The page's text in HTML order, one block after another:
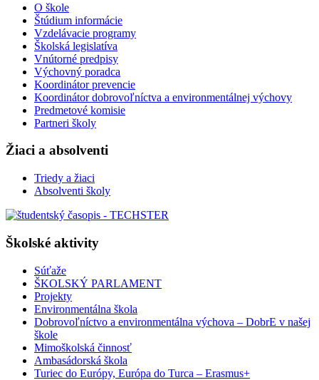
O škole
Štúdium informácie
Vzdelávacie programy
Školská legislatíva
Vnútorné predpisy
Výchovný poradca
Koordinátor prevencie
Koordinátor dobrovoľníctva a environmentálnej výchovy
Predmetové komisie
Partneri školy
Žiaci a absolventi
Triedy a žiaci
Absolventi školy
Školské aktivity
Súťaže
ŠKOLSKÝ PARLAMENT
Projekty
Environmentálna škola
Dobrovoľníctvo a environmentálna výchova – DobrE v našej
škole
Mimoškolská činnosť
Ambasádorská škola
Turiec do Európy, Európa do Turca – Erasmus+